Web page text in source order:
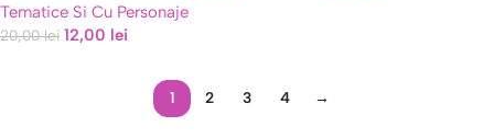
Tematice Si Cu Personaje
20,00lei 12,00 lei
1 2 3 4 →